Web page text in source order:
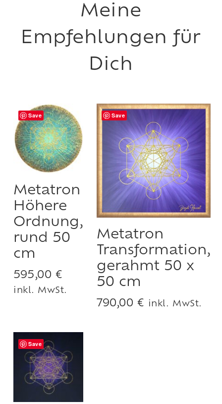
Save
Metatron
Höhere
Ordnung,
rund 50
cm
595,00 €
inkl. MwSt.
Save
Metatron
Transformation,
gerahmt 50 x
50 cm
790,00 € inkl. MwSt.
Save